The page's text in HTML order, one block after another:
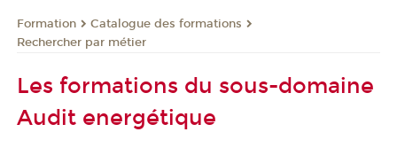
Formation
Catalogue des formations
Rechercher par métier
Les formations du sous-domaine
Audit energétique